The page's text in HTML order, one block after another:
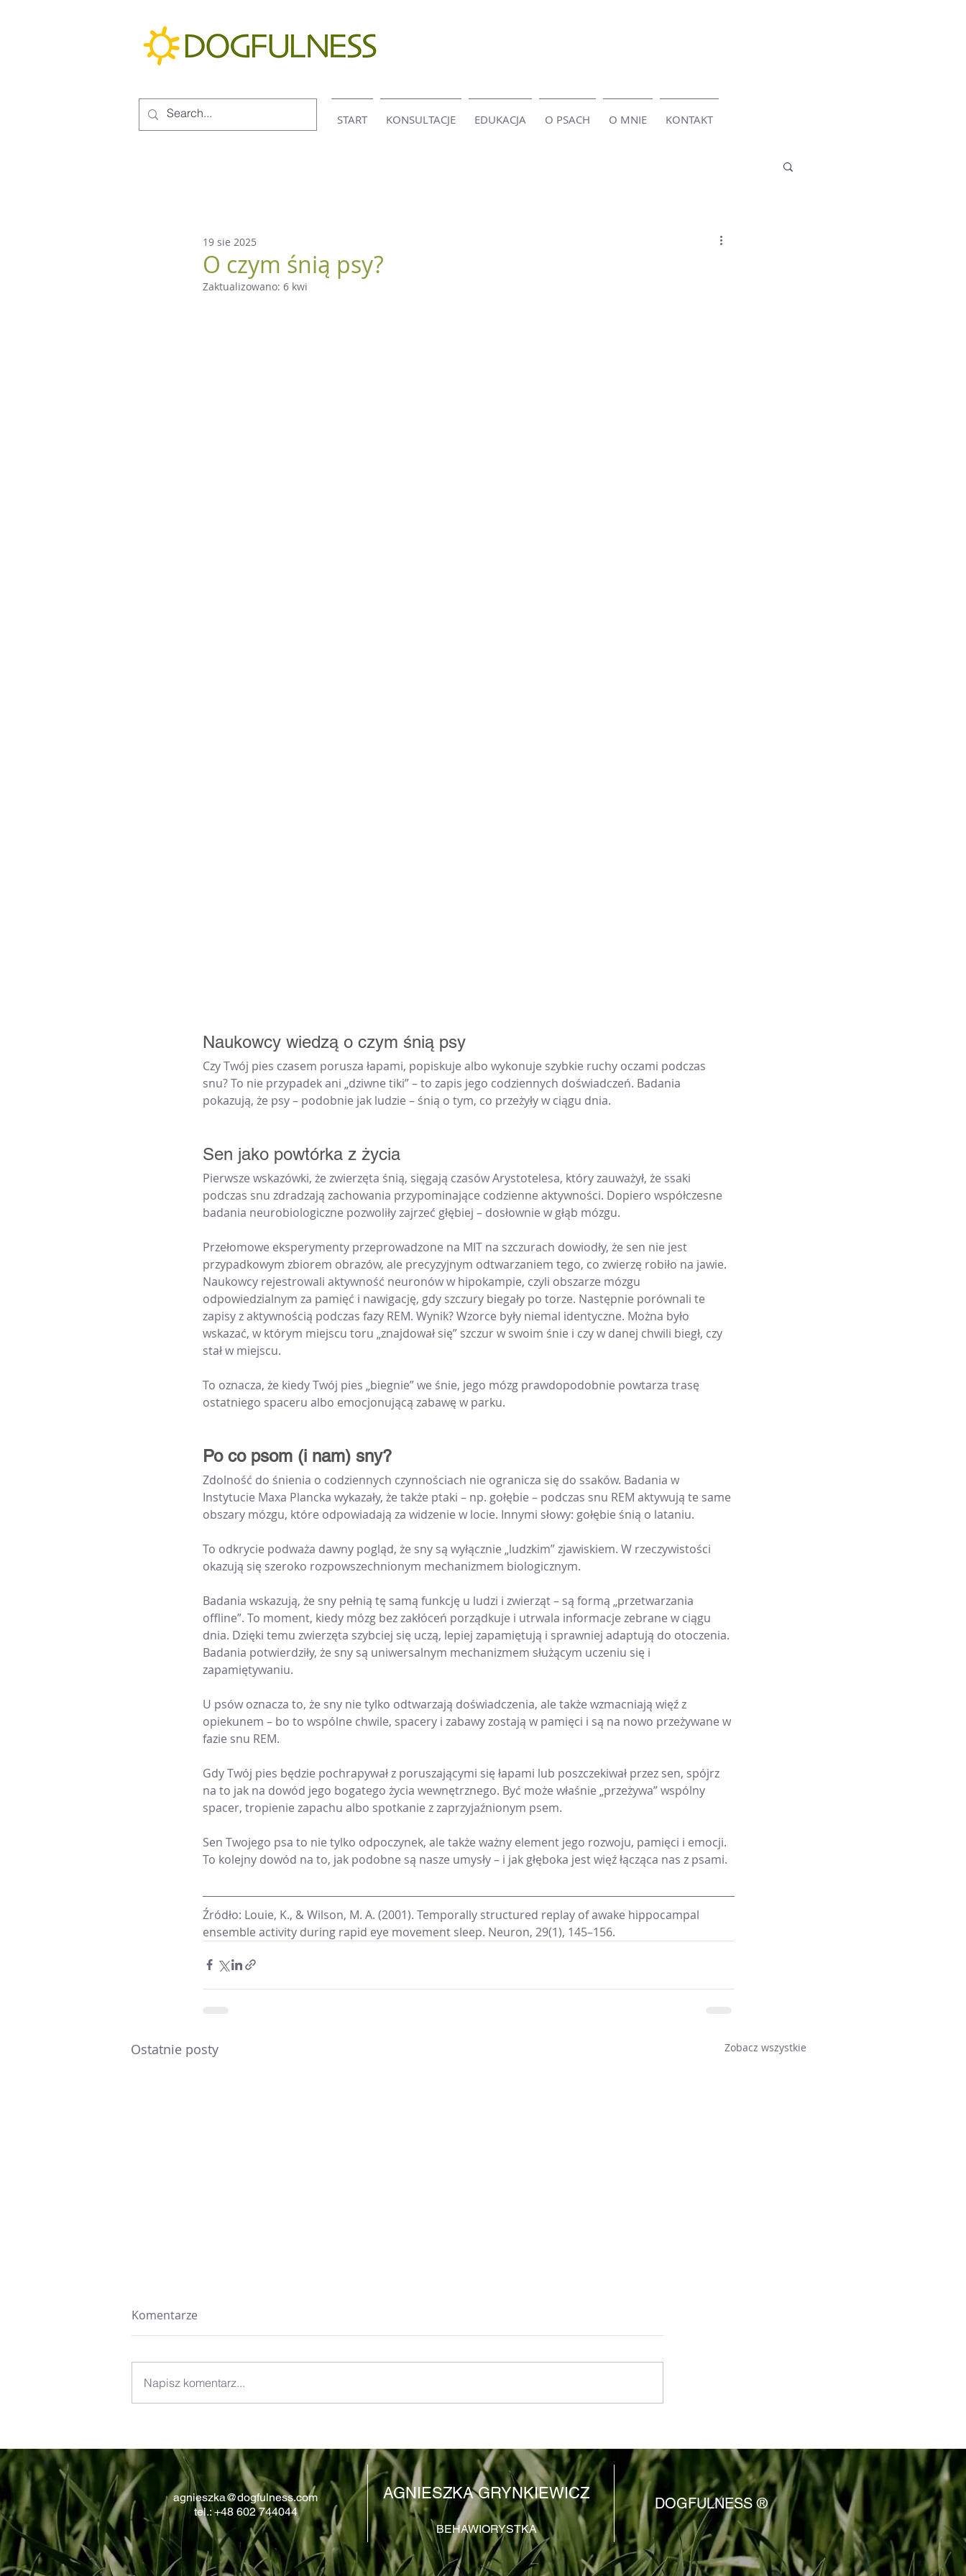
START KONSULTACJE EDUKACJA O PSACH O MNIE KONTAKT
O czym śnią psy?
19 sie 2025
Zaktualizowano: 6 kwi
Naukowcy wiedzą o czym śnią psy
Czy Twój pies czasem porusza łapami, popiskuje albo wykonuje szybkie ruchy oczami podczas
snu? To nie przypadek ani „dziwne tiki” – to zapis jego codziennych doświadczeń. Badania
pokazują, że psy – podobnie jak ludzie – śnią o tym, co przeżyły w ciągu dnia.
Sen jako powtórka z życia
Pierwsze wskazówki, że zwierzęta śnią, sięgają czasów Arystotelesa, który zauważył, że ssaki
podczas snu zdradzają zachowania przypominające codzienne aktywności. Dopiero współczesne
badania neurobiologiczne pozwoliły zajrzeć głębiej – dosłownie w głąb mózgu.
Przełomowe eksperymenty przeprowadzone na MIT na szczurach dowiodły, że sen nie jest
przypadkowym zbiorem obrazów, ale precyzyjnym odtwarzaniem tego, co zwierzę robiło na jawie.
Naukowcy rejestrowali aktywność neuronów w hipokampie, czyli obszarze mózgu
odpowiedzialnym za pamięć i nawigację, gdy szczury biegały po torze. Następnie porównali te
zapisy z aktywnością podczas fazy REM. Wynik? Wzorce były niemal identyczne. Można było
wskazać, w którym miejscu toru „znajdował się” szczur w swoim śnie i czy w danej chwili biegł, czy
stał w miejscu.
To oznacza, że kiedy Twój pies „biegnie” we śnie, jego mózg prawdopodobnie powtarza trasę
ostatniego spaceru albo emocjonującą zabawę w parku.
Po co psom (i nam) sny?
Zdolność do śnienia o codziennych czynnościach nie ogranicza się do ssaków. Badania w
Instytucie Maxa Plancka wykazały, że także ptaki – np. gołębie – podczas snu REM aktywują te same
obszary mózgu, które odpowiadają za widzenie w locie. Innymi słowy: gołębie śnią o lataniu.
To odkrycie podważa dawny pogląd, że sny są wyłącznie „ludzkim” zjawiskiem. W rzeczywistości
okazują się szeroko rozpowszechnionym mechanizmem biologicznym.
Badania wskazują, że sny pełnią tę samą funkcję u ludzi i zwierząt – są formą „przetwarzania
offline”. To moment, kiedy mózg bez zakłóceń porządkuje i utrwala informacje zebrane w ciągu
dnia. Dzięki temu zwierzęta szybciej się uczą, lepiej zapamiętują i sprawniej adaptują do otoczenia.
Badania potwierdziły, że sny są uniwersalnym mechanizmem służącym uczeniu się i
zapamiętywaniu.
U psów oznacza to, że sny nie tylko odtwarzają doświadczenia, ale także wzmacniają więź z
opiekunem – bo to wspólne chwile, spacery i zabawy zostają w pamięci i są na nowo przeżywane w
fazie snu REM.
Gdy Twój pies będzie pochrapywał z poruszającymi się łapami lub poszczekiwał przez sen, spójrz
na to jak na dowód jego bogatego życia wewnętrznego. Być może właśnie „przeżywa” wspólny
spacer, tropienie zapachu albo spotkanie z zaprzyjaźnionym psem.
Sen Twojego psa to nie tylko odpoczynek, ale także ważny element jego rozwoju, pamięci i emocji.
To kolejny dowód na to, jak podobne są nasze umysły – i jak głęboka jest więź łącząca nas z psami.
Źródło: Louie, K., & Wilson, M. A. (2001). Temporally structured replay of awake hippocampal
ensemble activity during rapid eye movement sleep. Neuron, 29(1), 145–156.
Ostatnie posty Zobacz wszystkie
Komentarze
Napisz komentarz...
agnieszka@dogfulness.com
tel.: +48 602 744044
AGNIESZKA GRYNKIEWICZ
BEHAWIORYSTKA
DOGFULNESS ®